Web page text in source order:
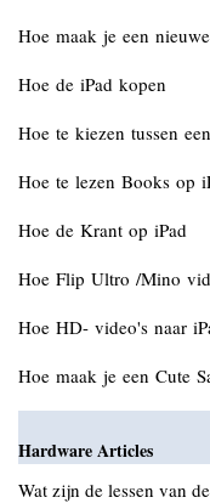
Hoe maak je een
Hoe de iPad kopen
Hoe te kiezen tussen
Hoe te lezen Books op
Hoe de Krant op iPad
Hoe Flip Ultro /Mino
Hoe HD- video's naar
Hoe maak je een Cute
Hardware Articles
Wat zijn de lessen van